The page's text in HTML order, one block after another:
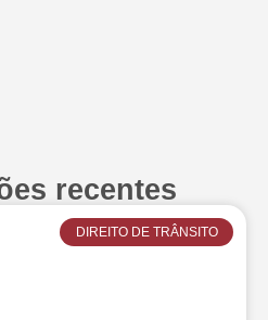
recentes
DIREITO DE TRÂNSITO